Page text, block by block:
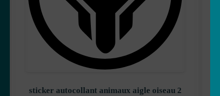
sticker autocollant animaux aigle oiseau 2